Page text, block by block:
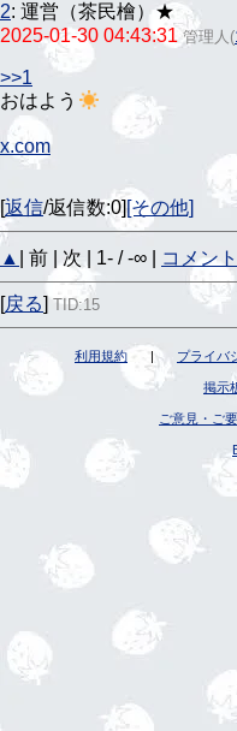
2: 運営（茶民檜）★
2025-01-30 04:43:31 管理人 (
>>1
おはよう
x.com
[返信/返信数:0][その他]
▲ | 前 | 次 | 1- / -∞ | コメント
[戻る] TID:15
利用規約 | プライバ
掲示
ご意見・ご